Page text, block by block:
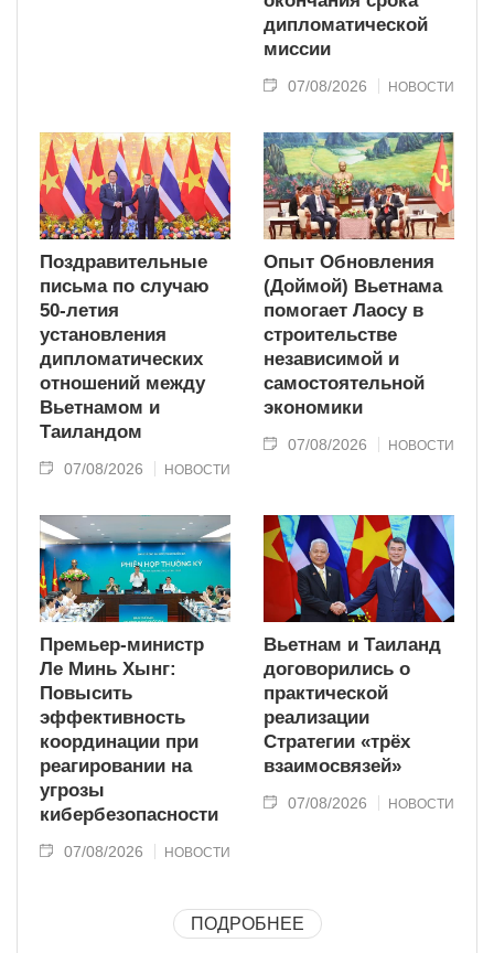
дипломатической
миссии
07/08/2026 НОВОСТИ
Поздравительные
письма по случаю
50-летия
установления
дипломатических
отношений между
Вьетнамом и
Таиландом
07/08/2026 НОВОСТИ
Опыт Обновления
(Доймой) Вьетнама
помогает Лаосу в
строительстве
независимой и
самостоятельной
экономики
07/08/2026 НОВОСТИ
Премьер-министр
Ле Минь Хынг:
Повысить
эффективность
координации при
реагировании на
угрозы
кибербезопасности
07/08/2026 НОВОСТИ
Вьетнам и Таиланд
договорились о
практической
реализации
Стратегии «трёх
взаимосвязей»
07/08/2026 НОВОСТИ
ПОДРОБНЕЕ